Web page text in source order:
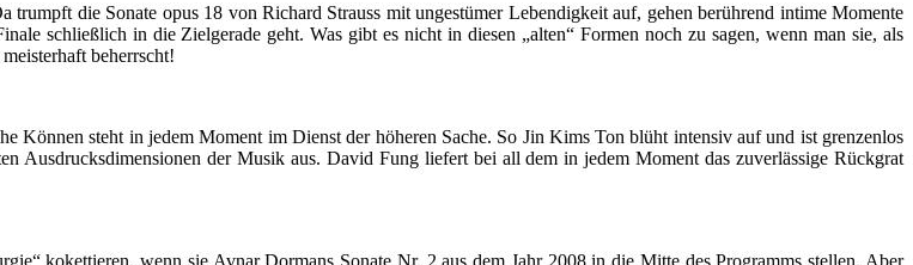
die Sonate opus 18 von Richard Strauss mit ungestümer Lebendigkeit auf, gehen berührend intime Momente
schließlich in die Zielgerade geht. Was gibt es nicht in diesen „alten“ Formen noch zu sagen, wenn man sie, als
beherrscht!
steht in jedem Moment im Dienst der höheren Sache. So Jin Kims Ton blüht intensiv auf und ist grenzenlos
Ausdrucksdimensionen der Musik aus. David Fung liefert bei all dem in jedem Moment das zuverlässige Rückgrat
kokettieren, wenn sie Avnar Dormans Sonate Nr. 2 aus dem Jahr 2008 in die Mitte des Programms stellen. Aber